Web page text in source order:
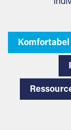
Komfortabel